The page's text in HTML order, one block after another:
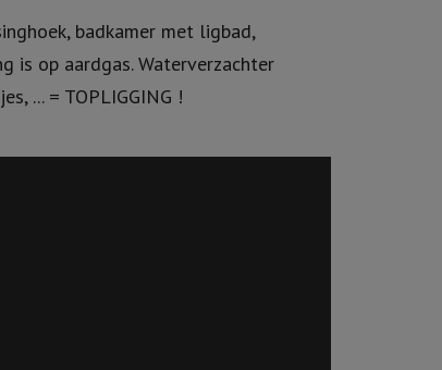
badkamer met ligbad,
is op aardgas. Waterverzachter
... = TOPLIGGING !